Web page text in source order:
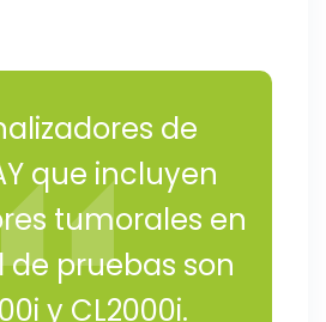
de
que incluyen
tumorales en
de pruebas son
y CL2000i.